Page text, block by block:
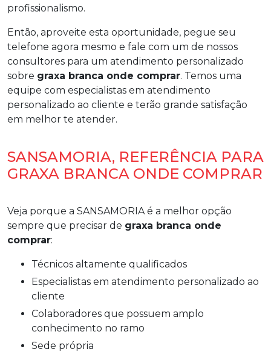
profissionalismo.
Então, aproveite esta oportunidade, pegue seu
telefone agora mesmo e fale com um de nossos
consultores para um atendimento personalizado
sobre graxa branca onde comprar. Temos uma
equipe com especialistas em atendimento
personalizado ao cliente e terão grande satisfação
em melhor te atender.
SANSAMORIA, REFERÊNCIA PARA
GRAXA BRANCA ONDE COMPRAR
Veja porque a SANSAMORIA é a melhor opção
sempre que precisar de graxa branca onde
comprar:
técnicos altamente qualificados
especialistas em atendimento personalizado ao
cliente
colaboradores que possuem amplo
conhecimento no ramo
sede própria